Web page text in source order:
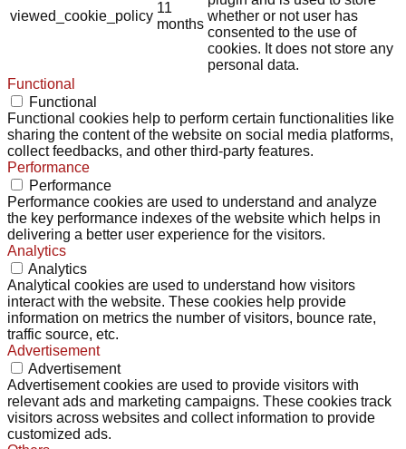
viewed_cookie_policy
11
months
whether or not user has
consented to the use of
cookies. It does not store any
personal data.
Functional
Functional
Functional cookies help to perform certain functionalities like
sharing the content of the website on social media platforms,
collect feedbacks, and other third-party features.
Performance
Performance
Performance cookies are used to understand and analyze
the key performance indexes of the website which helps in
delivering a better user experience for the visitors.
Analytics
Analytics
Analytical cookies are used to understand how visitors
interact with the website. These cookies help provide
information on metrics the number of visitors, bounce rate,
traffic source, etc.
Advertisement
Advertisement
Advertisement cookies are used to provide visitors with
relevant ads and marketing campaigns. These cookies track
visitors across websites and collect information to provide
customized ads.